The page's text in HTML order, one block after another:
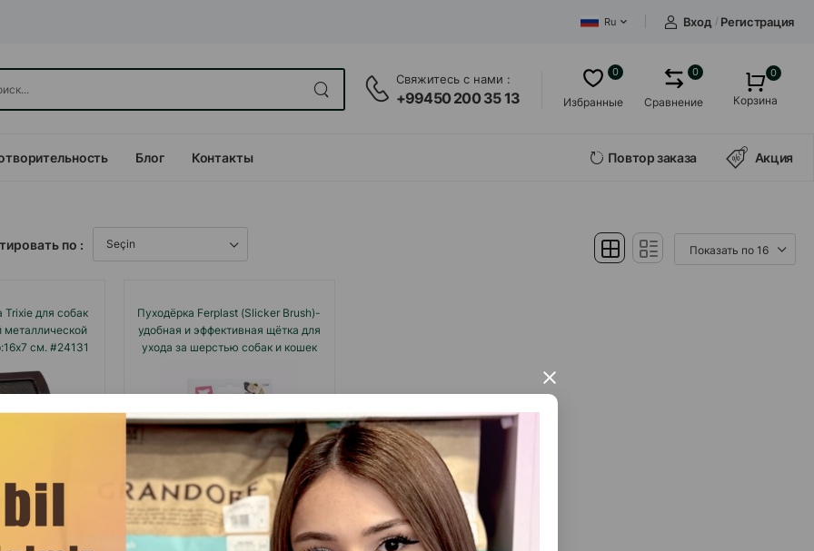
×
Ru Вход / Регистрация
Свяжитесь с нами :
+99450 200 35 13 Избранные
0
Сравнение
0 0
Корзина
Блог Контакты Повтор заказа Акция
по :
для собак
металлической
см. #24131
Пуходёрка Ferplast (Slicker Brush)-
удобная и эффективная щётка для
ухода за шерстью собак и кошек